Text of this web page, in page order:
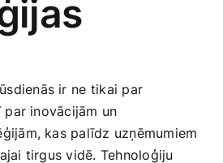
ir ⁤ne tikai par
inovācijām un
kas palīdz uzņēmumiem
tirgus vidē. Tehnoloģiju